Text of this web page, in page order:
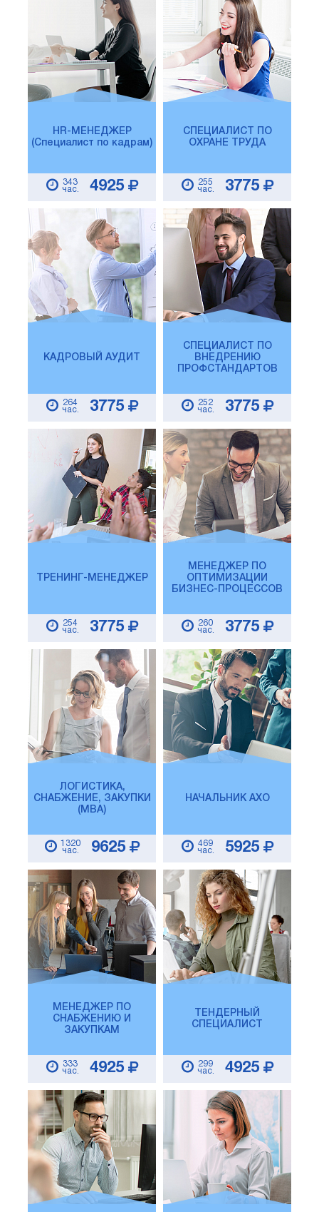
HR-МЕНЕДЖЕР
(Специалист по кадрам)
343
час.
4925
СПЕЦИАЛИСТ ПО
ОХРАНЕ ТРУДА
255
час.
3775
КАДРОВЫЙ АУДИТ
264
час.
3775
СПЕЦИАЛИСТ ПО
ВНЕДРЕНИЮ
ПРОФСТАНДАРТОВ
252
час.
3775
ТРЕНИНГ-МЕНЕДЖЕР
254
час.
3775
МЕНЕДЖЕР ПО
ОПТИМИЗАЦИИ
БИЗНЕС-ПРОЦЕССОВ
260
час.
3775
ЛОГИСТИКА,
СНАБЖЕНИЕ, ЗАКУПКИ
(MBA)
1320
час.
9625
НАЧАЛЬНИК АХО
469
час.
5925
МЕНЕДЖЕР ПО
СНАБЖЕНИЮ И
ЗАКУПКАМ
333
час.
4925
ТЕНДЕРНЫЙ
СПЕЦИАЛИСТ
299
час.
4925